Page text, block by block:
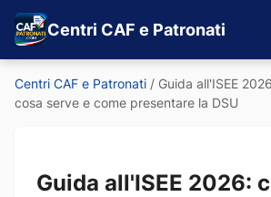
Centri CAF e Patronati
Centri CAF e Patronati / Guida all'ISEE
cosa serve e come presentare la DSU
Guida all'ISEE 2026: